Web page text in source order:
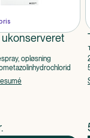
opløsning
pris